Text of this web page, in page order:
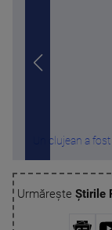
Un clujean a
Urmărește Știrile